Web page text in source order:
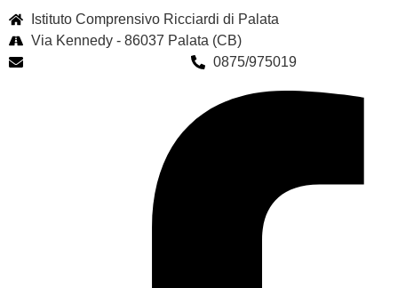
Istituto Comprensivo Ricciardi di Palata
Via Kennedy - 86037 Palata (CB)
0875/975019